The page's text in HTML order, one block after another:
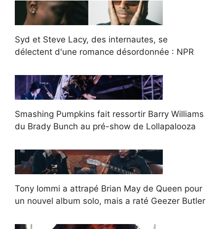
Syd et Steve Lacy, des internautes, se
délectent d'une romance désordonnée : NPR
Smashing Pumpkins fait ressortir Barry Williams
du Brady Bunch au pré-show de Lollapalooza
Tony Iommi a attrapé Brian May de Queen pour
un nouvel album solo, mais a raté Geezer Butler